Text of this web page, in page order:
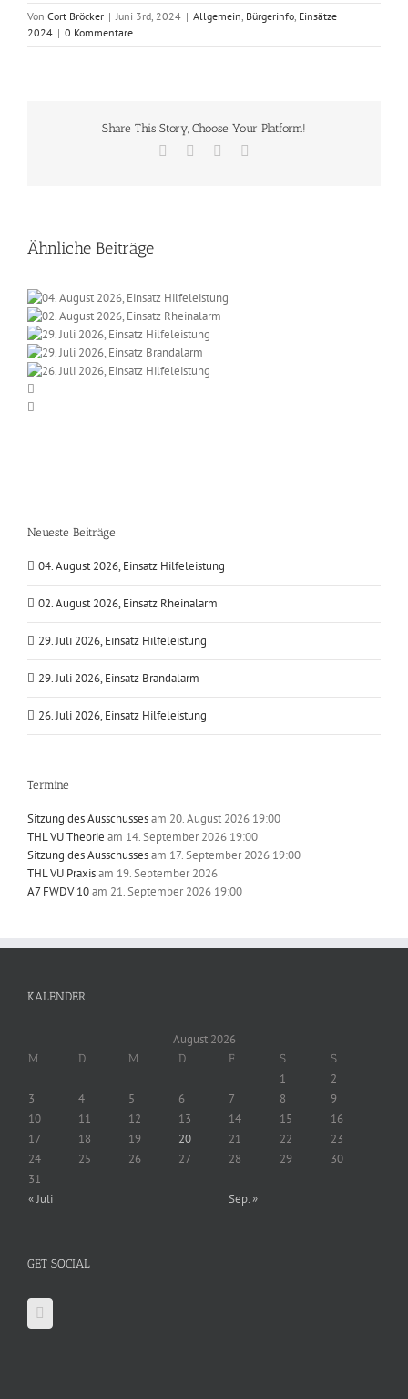
Von Cort Bröcker | Juni 3rd, 2024 | Allgemein, Bürgerinfo, Einsätze
2024 | 0 Kommentare
Share This Story, Choose Your Platform!
Facebook
Ähnliche Beiträge
Neueste Beiträge
04. August 2026, Einsatz Hilfeleistung
02. August 2026, Einsatz Rheinalarm
29. Juli 2026, Einsatz Hilfeleistung
29. Juli 2026, Einsatz Brandalarm
26. Juli 2026, Einsatz Hilfeleistung
Termine
Sitzung des Ausschussesam 20. August 2026 19:00
THL VU Theorie am 14. September 2026 19:00
Sitzung des Ausschussesam 17. September 2026 19:00
THL VU Praxisam 19. September 2026
A7 FWDV 10am 21. September 2026 19:00
KALENDER
August 2026
M D M D F S S
1
2
3
4 5 6 7 8
9
10
11 12 13 14 15
16
17
18 19 20 21 22
23
24
25 26 27 28 29
30
31
« Juli
Sep. »
GET SOCIAL